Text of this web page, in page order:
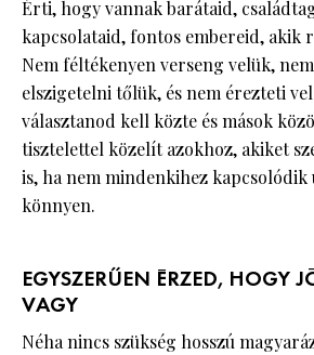
Érti, hogy vannak barátaid,
kapcsolataid, fontos embereid, akik
Nem féltékenyen verseng velük,
elszigetelni tőlük, és nem érezteti
választanod kell közte és mások
tisztelettel közelít azokhoz, akiket
is, ha nem mindenkihez kapcsolódik
könnyen.
EGYSZERŰEN ÉRZED, HOGY
VAGY
Néha nincs szükség hosszú